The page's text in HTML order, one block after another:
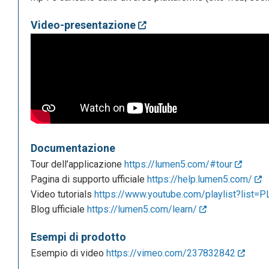
Video-presentazione
Documentazione
Tour dell’applicazione https://lumen5.com/#tour
Pagina di supporto ufficiale https://help.lumen5.com/
Video tutorials https://www.youtube.com/
Blog ufficiale https://lumen5.com/learn/
Esempi di prodotto
Esempio di video https://vimeo.com/237832842